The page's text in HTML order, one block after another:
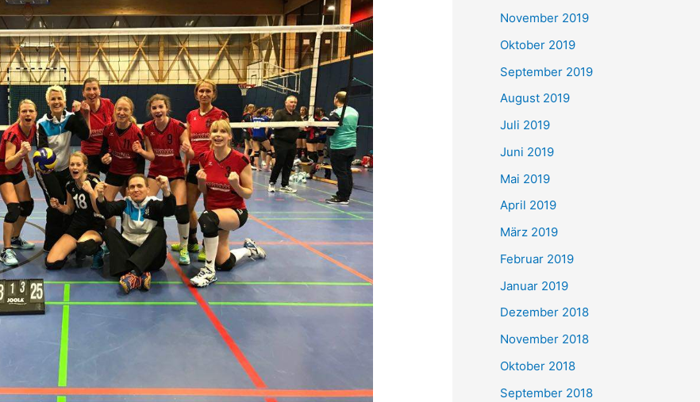
November 2019
Oktober 2019
September 2019
August 2019
Juli 2019
Juni 2019
Mai 2019
April 2019
März 2019
Februar 2019
Januar 2019
Dezember 2018
November 2018
Oktober 2018
September 2018